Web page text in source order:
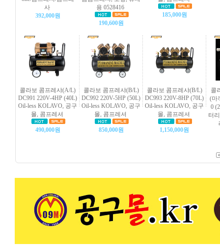
사
392,000원
용 0528416
190,600원
185,000원
콜라보 콤프레샤(A/L)
DC991 220V-4HP (40L)
Oil-less KOLAVO, 공구
몰, 콤프레셔
490,000원
콜라보 콤프레샤(B/L)
DC992 220V-5HP (50L)
Oil-less KOLAVO, 공구
몰, 콤프레셔
850,000원
콜라보 콤프레샤(B/L)
DC993 220V-8HP (70L)
Oil-less KOLAVO, 공구
몰, 콤프레셔
1,150,000원
콜
(마
0
터